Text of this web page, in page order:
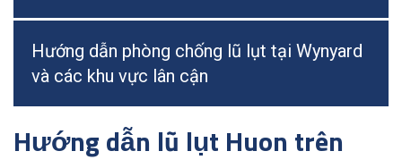
Hướng dẫn phòng chống lũ lụt tại Wynyard
và các khu vực lân cận
Hướng dẫn lũ lụt Huon trên